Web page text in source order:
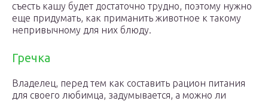
съесть кашу будет достаточно трудно, поэтому нужно
еще придумать, как приманить животное к такому
непривычному для них блюду.
Гречка
Владелец, перед тем как составить рацион питания
для своего любимца, задумывается, а можно ли